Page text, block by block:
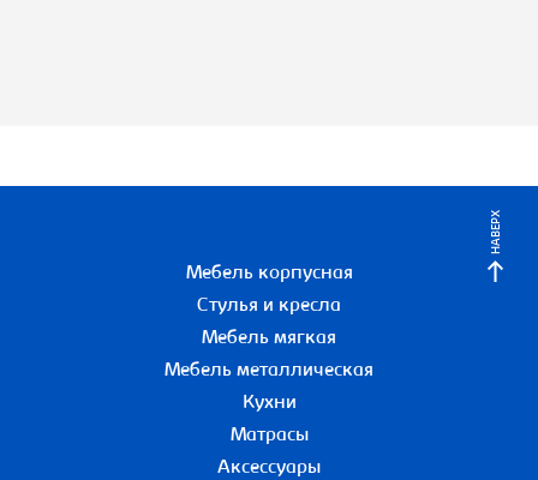
НАВЕРХ
Мебель корпусная
Стулья и кресла
Мебель мягкая
Мебель металлическая
Кухни
Матрасы
Аксессуары